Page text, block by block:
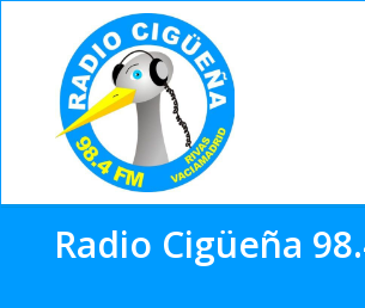
Radio Cigüeña